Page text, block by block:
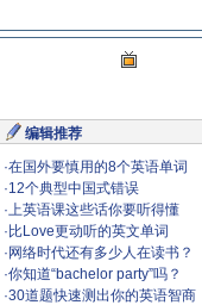
编辑推荐
·在国外要慎用的8个英语单词
·12个典型中国式错误
·上英语课这些话你要听得懂
· 比Love更动听的英文单词
· 网络时代还有多少人在读书？
·你知道“bachelor party”吗？
·30道题快速测出你的英语智商